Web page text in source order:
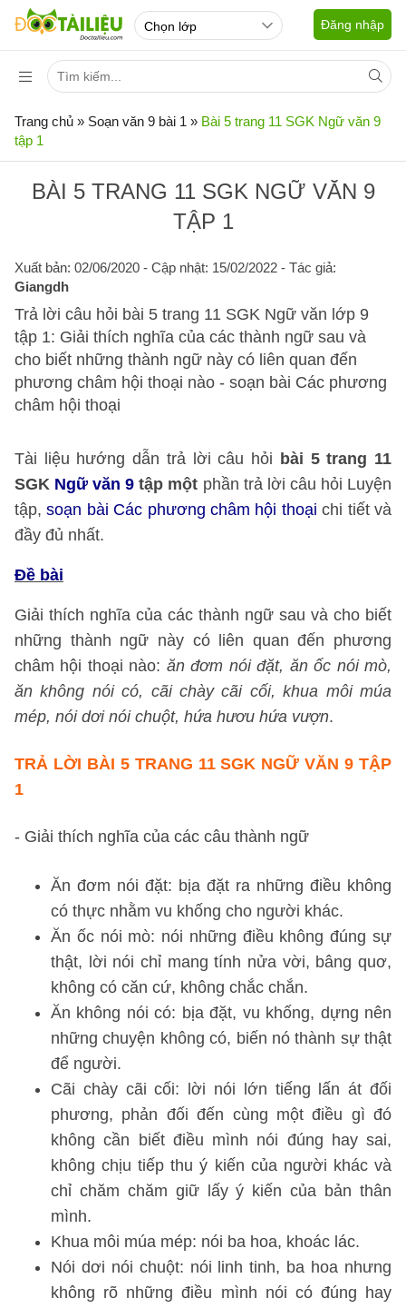
Đăng nhập
Trang chủ » Soạn văn 9 bài 1 » Bài 5 trang 11 SGK Ngữ văn 9
tập 1
BÀI 5 TRANG 11 SGK NGỮ VĂN 9
TẬP 1
Xuất bản: 02/06/2020 - Cập nhật: 15/02/2022 - Tác giả:
Giangdh
Trả lời câu hỏi bài 5 trang 11 SGK Ngữ văn lớp 9
tập 1: Giải thích nghĩa của các thành ngữ sau và
cho biết những thành ngữ này có liên quan đến
phương châm hội thoại nào - soạn bài Các phương
châm hội thoại
Tài liệu hướng dẫn trả lời câu hỏi bài 5 trang 11
SGK Ngữ văn 9 tập một phần trả lời câu hỏi Luyện
tập,soạn bài Các phương châm hội thoạichi tiết và
đầy đủ nhất.
Đề bài
Giải thích nghĩa của các thành ngữ sau và cho biết
những thành ngữ này có liên quan đến phương
châm hội thoại nào: ăn đơm nói đặt, ăn ốc nói mò,
ăn không nói có, cãi chày cãi cối, khua môi múa
mép, nói dơi nói chuột, hứa hươu hứa vượn.
TRẢ LỜI BÀI 5 TRANG 11 SGK NGỮ VĂN 9 TẬP
1
- Giải thích nghĩa của các câu thành ngữ
Ăn đơm nói đặt: bịa đặt ra những điều không
có thực nhằm vu khống cho người khác.
Ăn ốc nói mò: nói những điều không đúng sự
thật, lời nói chỉ mang tính nửa vời, bâng quơ,
không có căn cứ, không chắc chắn.
Ăn không nói có: bịa đặt, vu khống, dựng nên
những chuyện không có, biến nó thành sự thật
để người.
Cãi chày cãi cối: lời nói lớn tiếng lấn át đối
phương, phản đối đến cùng một điều gì đó
không cần biết điều mình nói đúng hay sai,
không chịu tiếp thu ý kiến của người khác và
chỉ chăm chăm giữ lấy ý kiến của bản thân
mình.
Khua môi múa mép: nói ba hoa, khoác lác.
Nói dơi nói chuột: nói linh tinh, ba hoa nhưng
không rõ những điều mình nói có đúng hay